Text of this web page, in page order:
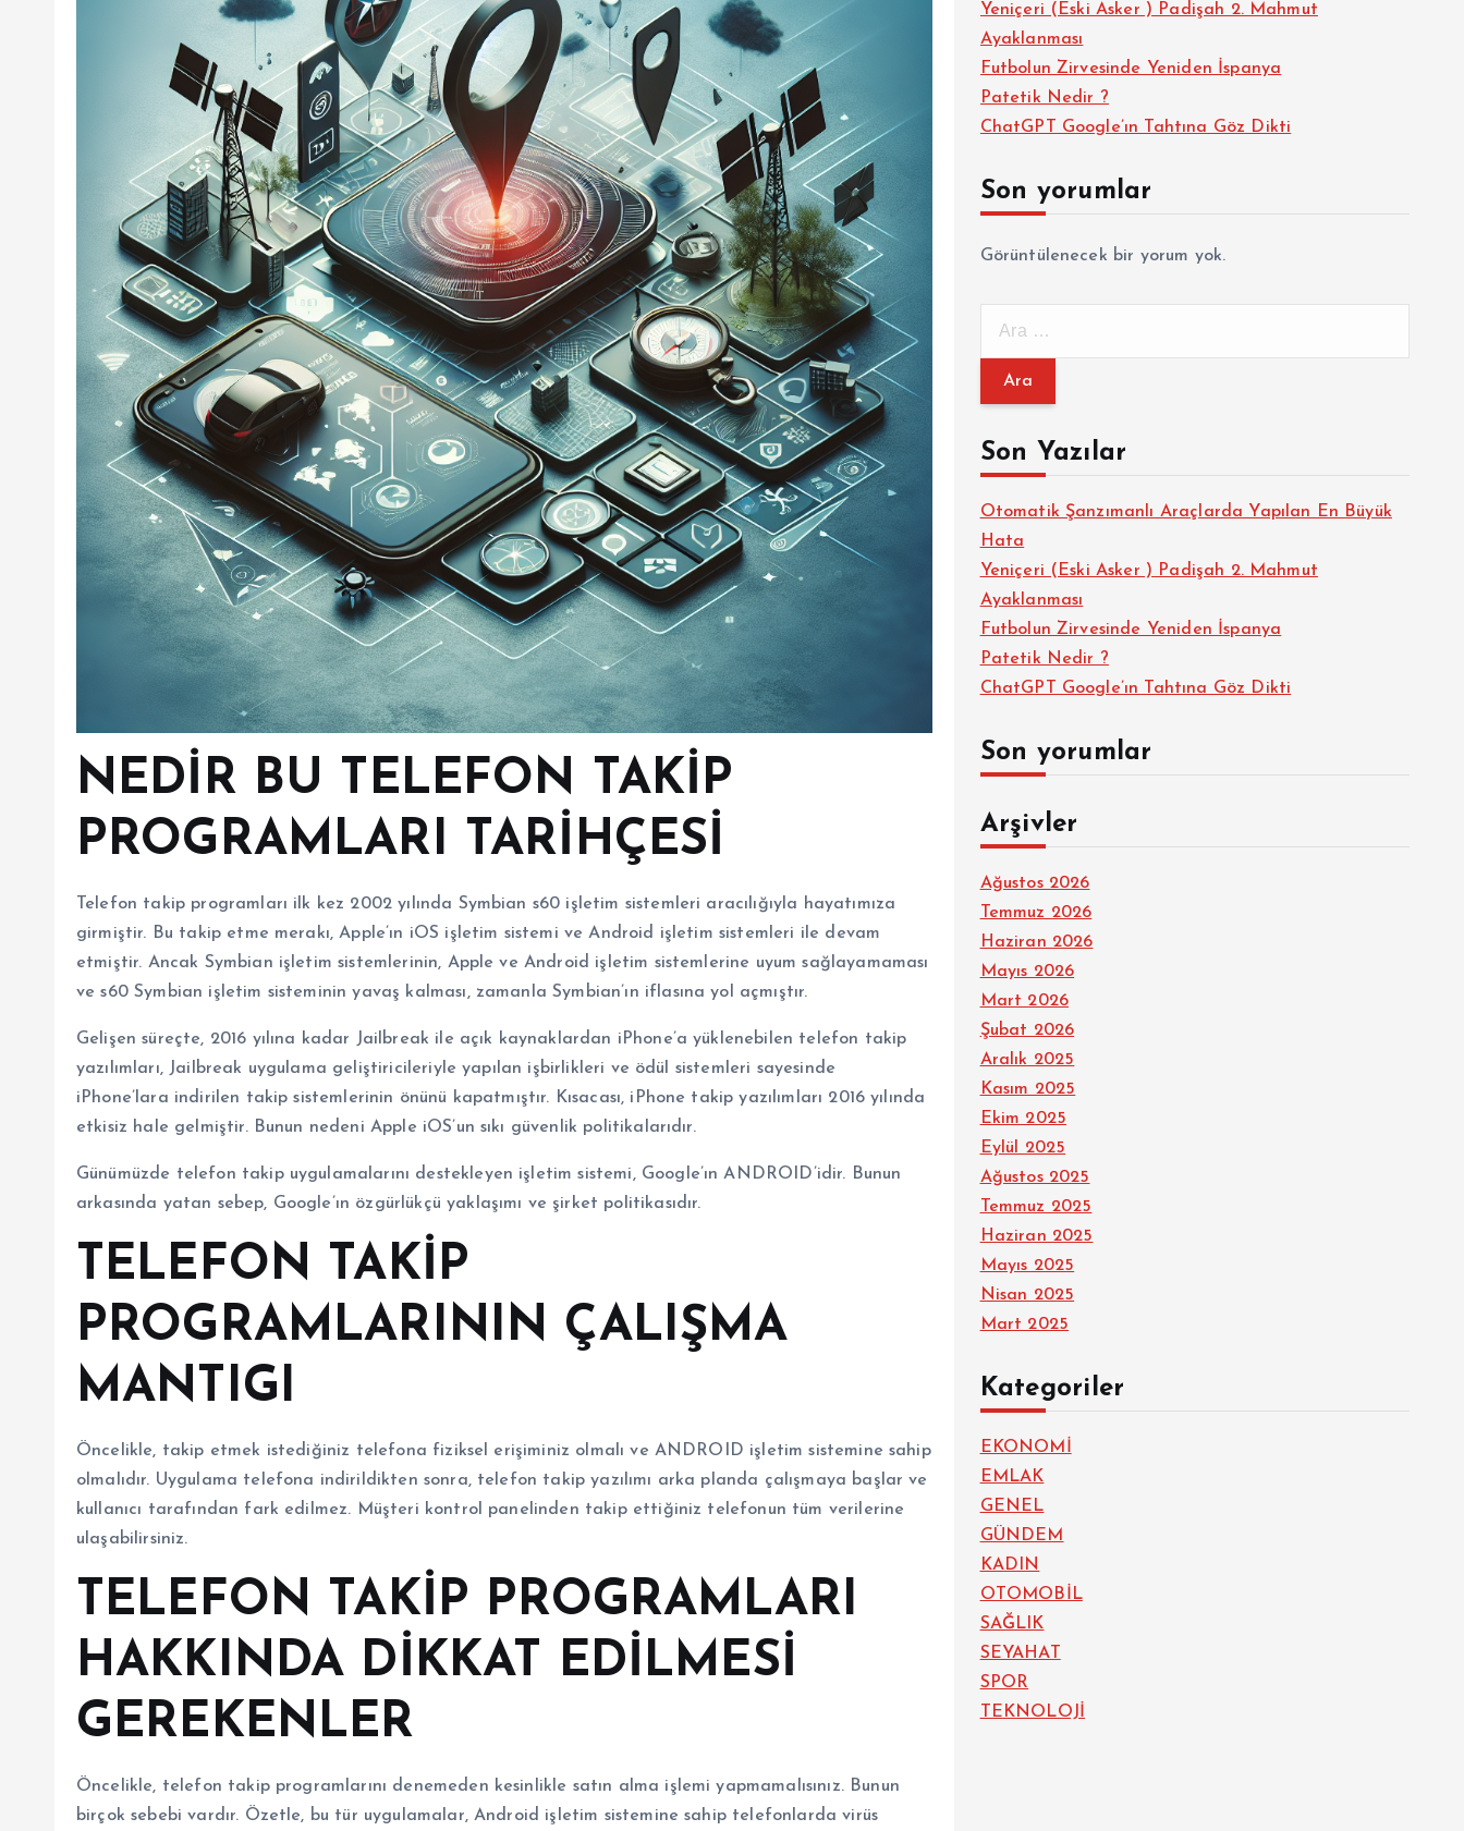
NEDİR BU TELEFON TAKİP
PROGRAMLARI TARİHÇESİ
Telefon takip programları ilk kez 2002 yılında Symbian s60 işletim sistemleri aracılığıyla hayatımıza
girmiştir. Bu takip etme merakı, Apple’ın iOS işletim sistemi ve Android işletim sistemleri ile devam
etmiştir. Ancak Symbian işletim sistemlerinin, Apple ve Android işletim sistemlerine uyum sağlayamaması
ve s60 Symbian işletim sisteminin yavaş kalması, zamanla Symbian’ın iflasına yol açmıştır.
Gelişen süreçte, 2016 yılına kadar Jailbreak ile açık kaynaklardan iPhone’a yüklenebilen telefon takip
yazılımları, Jailbreak uygulama geliştiricileriyle yapılan işbirlikleri ve ödül sistemleri sayesinde
iPhone’lara indirilen takip sistemlerinin önünü kapatmıştır. Kısacası, iPhone takip yazılımları 2016 yılında
etkisiz hale gelmiştir. Bunun nedeni Apple iOS’un sıkı güvenlik politikalarıdır.
Günümüzde telefon takip uygulamalarını destekleyen işletim sistemi, Google’ın ANDROID’idir. Bunun
arkasında yatan sebep, Google’ın özgürlükçü yaklaşımı ve şirket politikasıdır.
TELEFON TAKİP
PROGRAMLARININ ÇALIŞMA
MANTIGI
Öncelikle, takip etmek istediğiniz telefona fiziksel erişiminiz olmalı ve ANDROID işletim sistemine sahip
olmalıdır. Uygulama telefona indirildikten sonra, telefon takip yazılımı arka planda çalışmaya başlar ve
kullanıcı tarafından fark edilmez. Müşteri kontrol panelinden takip ettiğiniz telefonun tüm verilerine
ulaşabilirsiniz.
TELEFON TAKİP PROGRAMLARI
HAKKINDA DİKKAT EDİLMESİ
GEREKENLER
Öncelikle, telefon takip programlarını denemeden kesinlikle satın alma işlemi yapmamalısınız. Bunun
birçok sebebi vardır. Özetle, bu tür uygulamalar, Android işletim sistemine sahip telefonlarda virüs
Yeniçeri (Eski Asker ) Padişah 2. Mahmut
Ayaklanması
Futbolun Zirvesinde Yeniden İspanya
Patetik Nedir ?
ChatGPT Google’ın Tahtına Göz Dikti
Son yorumlar
Görüntülenecek bir yorum yok.
m
:Son Yazılar
Otomatik Şanzımanlı Araçlarda Yapılan En Büyük
Hata
Yeniçeri (Eski Asker ) Padişah 2. Mahmut
Ayaklanması
Futbolun Zirvesinde Yeniden İspanya
Patetik Nedir ?
ChatGPT Google’ın Tahtına Göz Dikti
Son yorumlar
Arşivler
Ağustos 2026
Temmuz 2026
Haziran 2026
Mayıs 2026
Mart 2026
Şubat 2026
Aralık 2025
Kasım 2025
Ekim 2025
Eylül 2025
Ağustos 2025
Temmuz 2025
Haziran 2025
Mayıs 2025
Nisan 2025
Mart 2025
Kategoriler
EKONOMİ
EMLAK
GENEL
GÜNDEM
KADIN
OTOMOBİL
SAĞLIK
SEYAHAT
SPOR
TEKNOLOJİ